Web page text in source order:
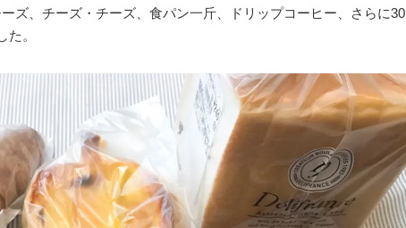
ズ、チーズ・チーズ、食パン一斤、ドリップコーヒー、さらに30
。